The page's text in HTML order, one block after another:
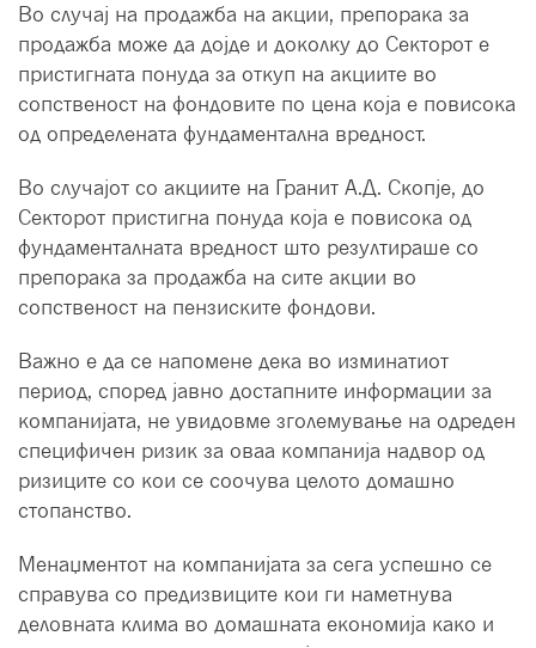
Во случај на продажба на акции, препорака за
продажба може да дојде и доколку до Секторот е
пристигната понуда за откуп на акциите во
сопственост на фондовите по цена која е повисока
од определената фундаментална вредност.
Во случајот со акциите на Гранит А.Д. Скопје, до
Секторот пристигна понуда која е повисока од
фундаменталната вредност што резултираше со
препорака за продажба на сите акции во
сопственост на пензиските фондови.
Важно е да се напомене дека во изминатиот
период, според јавно достапните информации за
компанијата, не увидовме зголемување на одреден
специфичен ризик за оваа компанија надвор од
ризиците со кои се соочува целото домашно
стопанство.
Менаџментот на компанијата за сега успешно се
справува со предизвиците кои ги наметнува
деловната клима во домашната економија како и